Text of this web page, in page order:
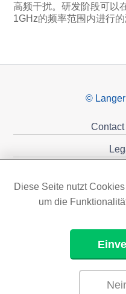
高频干扰。研发阶段可以
1GHz的频率范围内进行的
©
Diese Seite nutzt
um die